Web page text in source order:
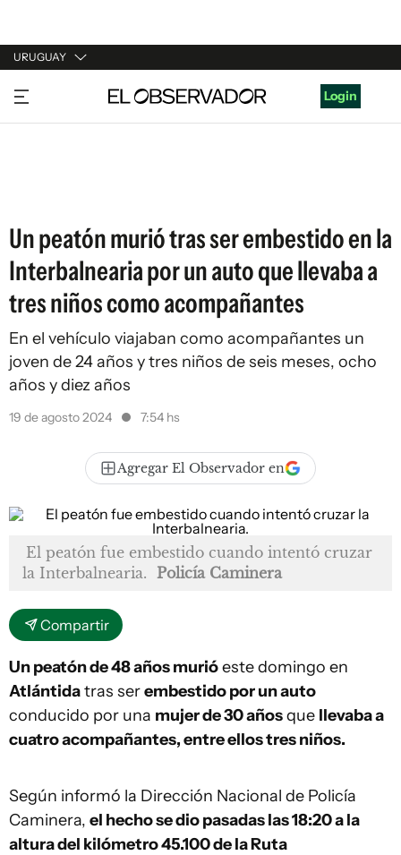
URUGUAY
URUGUAY
ARGENTINA
Login
Un peatón murió tras ser embestido en la
Interbalnearia por un auto que llevaba a
tres niños como acompañantes
En el vehículo viajaban como acompañantes un
joven de 24 años y tres niños de seis meses, ocho
años y diez años
19 de agosto 2024 7:54 hs
Agregar El Observador en
El peatón fue embestido cuando intentó cruzar
la Interbalnearia. Policía Caminera
Compartir
Un peatón de 48 años murióeste domingo en
Atlántidatras serembestido por un auto
conducido por una mujer de 30 añosque llevaba a
cuatro acompañantes, entre ellos tres niños.
Según informó la Dirección Nacional de Policía
Caminera, el hecho se dio pasadas las 18:20 a la
altura del kilómetro 45.100 de la Ruta